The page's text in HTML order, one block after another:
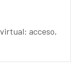
acceso,